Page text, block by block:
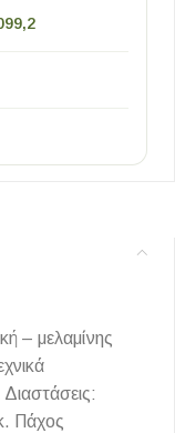
– μελαμίνης
Πάχος